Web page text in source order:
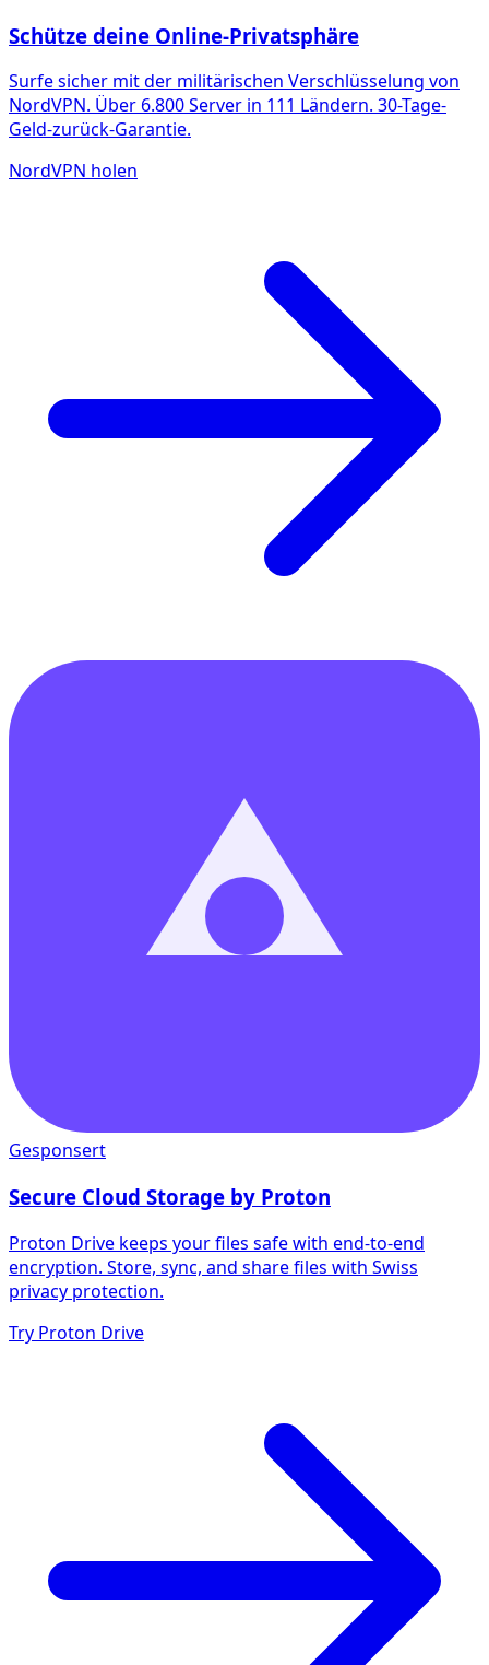
Schütze deine Online-Privatsphäre
Surfe sicher mit der militärischen Verschlüsselung von
NordVPN. Über 6.800 Server in 111 Ländern. 30-Tage-
Geld-zurück-Garantie.
NordVPN holen
Gesponsert
Secure Cloud Storage by Proton
Proton Drive keeps your files safe with end-to-end
encryption. Store, sync, and share files with Swiss
privacy protection.
Try Proton Drive